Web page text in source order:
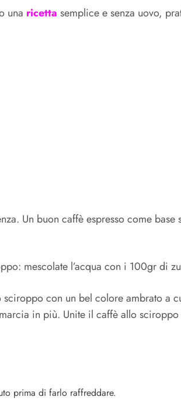
una ricetta semplice e senza uovo,
Un buon caffè espresso come
mescolate l’acqua con i 100gr di
con un bel colore ambrato
in più. Unite il caffè allo
prima di farlo raffreddare.